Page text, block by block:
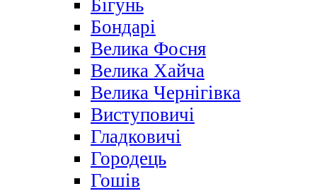
Бігунь
Бондарі
Велика Фосня
Велика Хайча
Велика Чернігівка
Виступовичі
Гладковичі
Городець
Гошів